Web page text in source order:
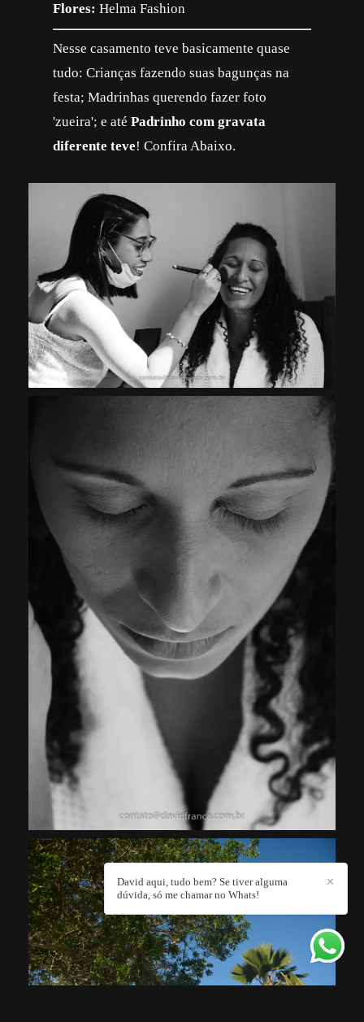
Flores:Helma Fashion
Nesse casamento teve basicamente quase
tudo: Crianças fazendo suas bagunças na
festa; Madrinhas querendo fazer foto
'zueira'; e atéPadrinho com gravata
diferente teve! Confira Abaixo.
✕
David aqui, tudo bem? Se tiver alguma
dúvida, só me chamar no Whats!